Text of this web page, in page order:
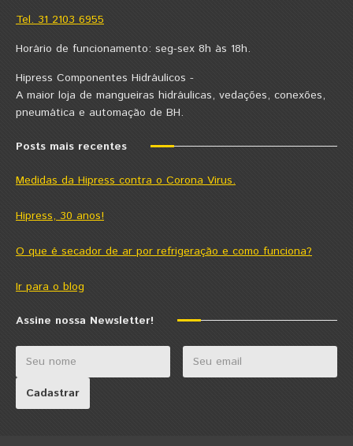
Tel. 31 2103 6955
Horário de funcionamento: seg-sex 8h às 18h.
Hipress Componentes Hidráulicos -
A maior loja de mangueiras hidráulicas, vedações, conexões,
pneumática e automação de BH.
Posts mais recentes
Medidas da Hipress contra o Corona Virus.
Hipress, 30 anos!
O que é secador de ar por refrigeração e como funciona?
Ir para o blog
Assine nossa Newsletter!